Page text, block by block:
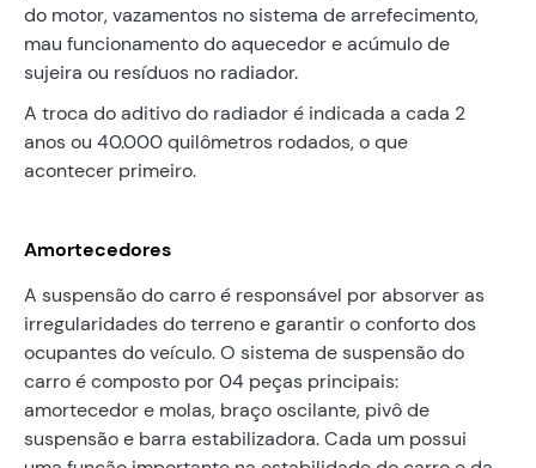
do motor, vazamentos no sistema de arrefecimento,
mau funcionamento do aquecedor e acúmulo de
sujeira ou resíduos no radiador.
A troca do aditivo do radiador é indicada a cada 2
anos ou 40.000 quilômetros rodados, o que
acontecer primeiro.
Amortecedores
A suspensão do carro é responsável por absorver as
irregularidades do terreno e garantir o conforto dos
ocupantes do veículo. O sistema de suspensão do
carro é composto por 04 peças principais:
amortecedor e molas, braço oscilante, pivô de
suspensão e barra estabilizadora. Cada um possui